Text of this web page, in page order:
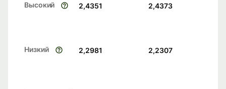
Высокий 2,4351 2,4373
Низкий 2,2981 2,2307